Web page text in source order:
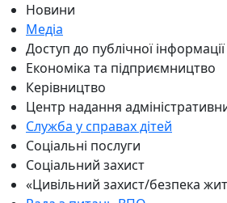
Новини
Медіа
Доступ до публічної інформації
Економіка та підприємництво
Керівництво
Центр надання
Служба у справах дітей
Соціальні послуги
Соціальний захист
«Цивільний захист/безпека